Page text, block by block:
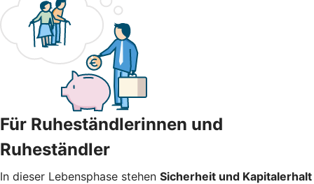
Für Ruheständlerinnen und
Ruheständler
In dieser Lebensphase stehen Sicherheit und Kapitalerhalt